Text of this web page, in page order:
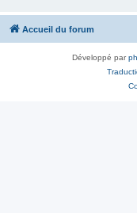
Accueil du forum
Développé par